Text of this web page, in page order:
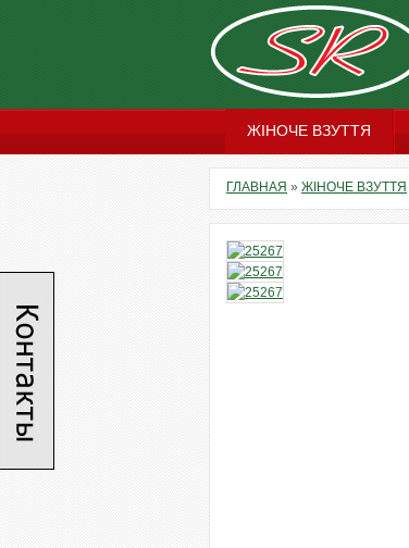
ЖІНОЧЕ ВЗУТТЯ
ГЛАВНАЯ » ЖІНОЧЕ ВЗУТТЯ